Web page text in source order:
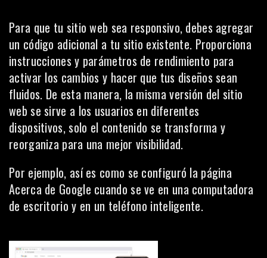
Para que tu sitio web sea responsivo, debes agregar
un código adicional a tu sitio existente. Proporciona
instrucciones y parámetros de rendimiento para
activar los cambios y hacer que tus diseños sean
fluidos. De esta manera, la misma versión del sitio
web se sirve a los usuarios en diferentes
dispositivos, solo el contenido se transforma y
reorganiza para una mejor visibilidad.
Por ejemplo, así es como se configuró la página
Acerca de Google cuando se ve en una computadora
de escritorio y en un teléfono inteligente.